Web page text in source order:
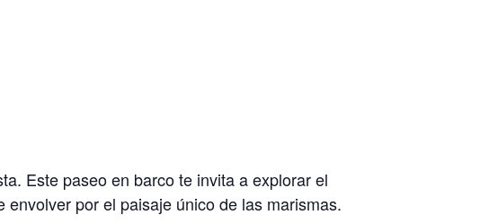
Este paseo en barco te invita a explorar el
por el paisaje único de las marismas.